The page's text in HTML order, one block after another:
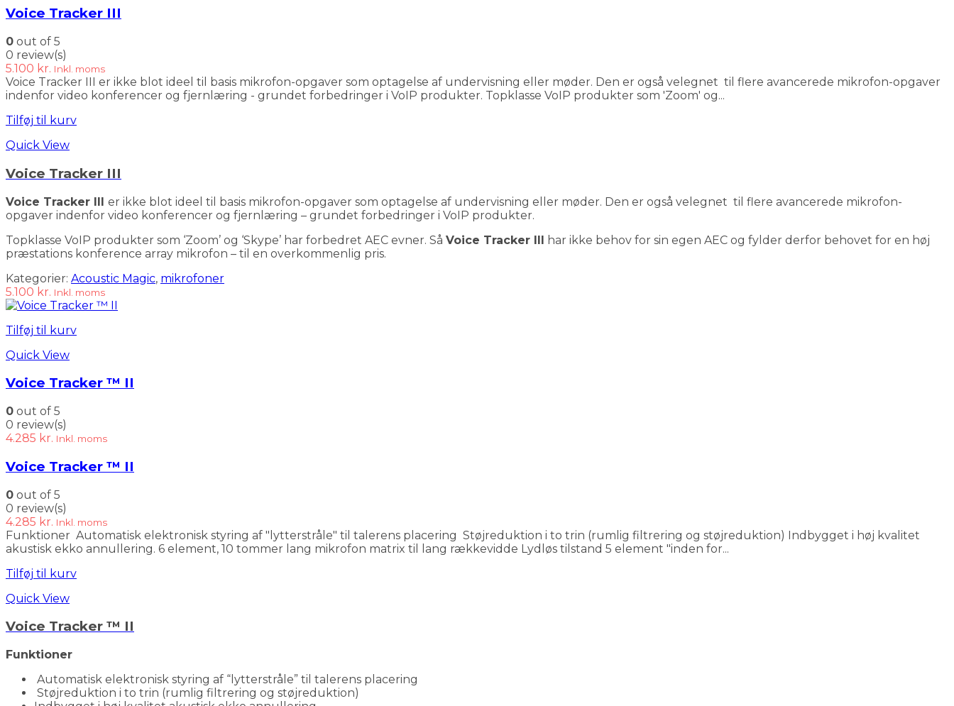
Voice Tracker III
0 out of 5
0 review(s)
5.100 kr. Inkl. moms
Voice Tracker III er ikke blot ideel til basis mikrofon-opgaver som optagelse af undervisning eller møder. Den er også velegnet til flere avancerede mikrofon-opgaver
indenfor video konferencer og fjernlæring - grundet forbedringer i VoIP produkter. Topklasse VoIP produkter som 'Zoom' og...
Tilføj til kurv
Quick View
Voice Tracker III
Voice Tracker III er ikke blot ideel til basis mikrofon-opgaver som optagelse af undervisning eller møder. Den er også velegnet til flere avancerede mikrofon-
opgaver indenfor video konferencer og fjernlæring – grundet forbedringer i VoIP produkter.
Topklasse VoIP produkter som ‘Zoom’ og ‘Skype’ har forbedret AEC evner. Så Voice Tracker III har ikke behov for sin egen AEC og fylder derfor behovet for en høj
præstations konference array mikrofon – til en overkommenlig pris.
Kategorier: Acoustic Magic, mikrofoner
5.100 kr. Inkl. moms
Tilføj til kurv
Quick View
Voice Tracker ™ II
0 out of 5
0 review(s)
4.285 kr. Inkl. moms
Voice Tracker ™ II
0 out of 5
0 review(s)
4.285 kr. Inkl. moms
Funktioner Automatisk elektronisk styring af "lytterstråle" til talerens placering Støjreduktion i to trin (rumlig filtrering og støjreduktion) Indbygget i høj kvalitet
akustisk ekko annullering. 6 element, 10 tommer lang mikrofon matrix til lang rækkevidde Lydløs tilstand 5 element "inden for...
Tilføj til kurv
Quick View
Voice Tracker ™ II
Funktioner
Automatisk elektronisk styring af “lytterstråle” til talerens placering
Støjreduktion i to trin (rumlig filtrering og støjreduktion)